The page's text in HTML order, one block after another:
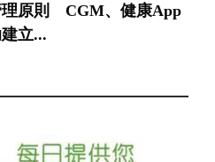
理原則 CGM、健康App
立...